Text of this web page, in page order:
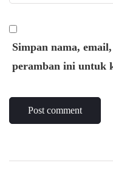
Simpan nama,
peramban ini untuk